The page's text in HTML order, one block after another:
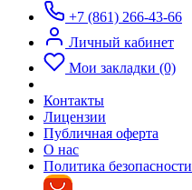
+7 (861) 266-43-66
Личный кабинет
Мои закладки (0)
Контакты
Лицензии
Публичная оферта
О нас
Политика безопасности